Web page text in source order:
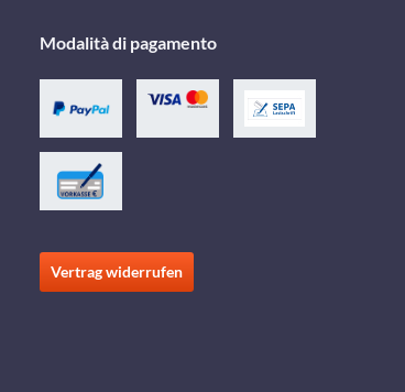
Modalità di pagamento
Vertrag widerrufen